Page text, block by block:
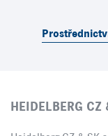
HEIDELBERG CZ